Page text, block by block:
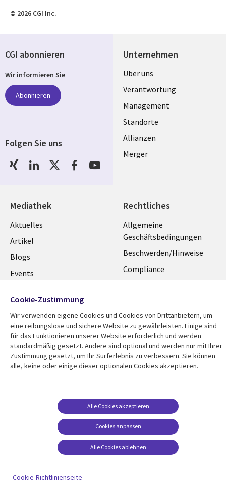
© 2026 CGI Inc.
Unternehmen
Useful
links
GERMANY
Über uns
Verantwortung
Management
Standorte
Allianzen
Merger
Mediathek
Library
Links
GERMANY
Aktuelles
Artikel
Blogs
Events
Presse
Standpunkt
Rechtliches
Legal
GERMANY
Allgemeine
Geschäftsbedingungen
Beschwerden/Hinweise
Compliance
Cookie-Einstellungen
CGI abonnieren
Wir informieren Sie
Abonnieren
Folgen Sie uns
Social
Media
Cookie-Zustimmung
Wir verwenden eigene Cookies und Cookies von Drittanbietern, um
eine reibungslose und sichere Website zu gewährleisten. Einige sind
für das Funktionieren unserer Website erforderlich und werden
standardmäßig gesetzt. Andere sind optional und werden nur mit Ihrer
Zustimmung gesetzt, um Ihr Surferlebnis zu verbessern. Sie können
alle, keine oder einige dieser optionalen Cookies akzeptieren.
Cookies anpassen
Alle Cookies akzeptieren
Alle Cookies ablehnen
Cookie-Richtlinienseite